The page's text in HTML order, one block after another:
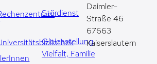
Stördienst
Gleichstellung,
Vielfalt, Familie
Daimler-
Straße 46
67663
Kaiserslautern